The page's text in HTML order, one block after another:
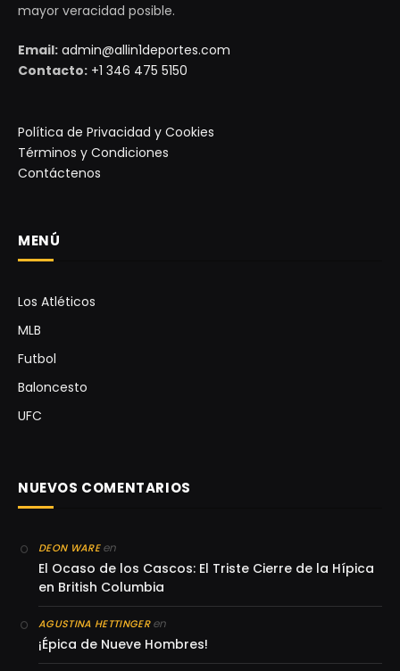
mayor veracidad posible.
Email: admin@allin1deportes.com
Contacto: +1 346 475 5150
Política de Privacidad y Cookies
Términos y Condiciones
Contáctenos
MENÚ
Los Atléticos
MLB
Futbol
Baloncesto
UFC
NUEVOS COMENTARIOS
DEON WAREen
El Ocaso de los Cascos: El Triste Cierre de la Hípica
en British Columbia
AGUSTINA HETTINGERen
¡Épica de Nueve Hombres!